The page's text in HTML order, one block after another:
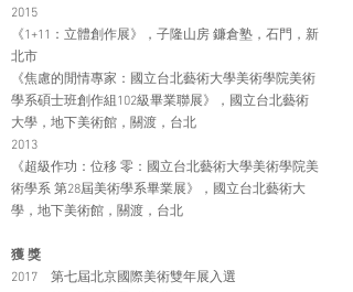
2015
《1+11：立體創作展》，子隆山房 鐮倉塾，石門，新
北市
《焦慮的閒情專家：國立台北藝術大學美術學院美術
學系碩士班創作組102級畢業聯展》，國立台北藝術
大學，地下美術館，關渡，台北
2013
《超級作功：位移 零：國立台北藝術大學美術學院美
術學系 第28屆美術學系畢業展》，國立台北藝術大
學，地下美術館，關渡，台北
獲 獎
2017 第七屆北京國際美術雙年展入選